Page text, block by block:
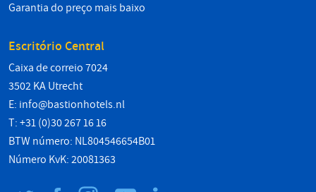
Garantia do preço mais baixo
Escritório Central
Caixa de correio 7024
3502 KA Utrecht
E: info@bastionhotels.nl
T: +31 (0)30 267 16 16
BTW número: NL804546654B01
Número KvK: 20081363